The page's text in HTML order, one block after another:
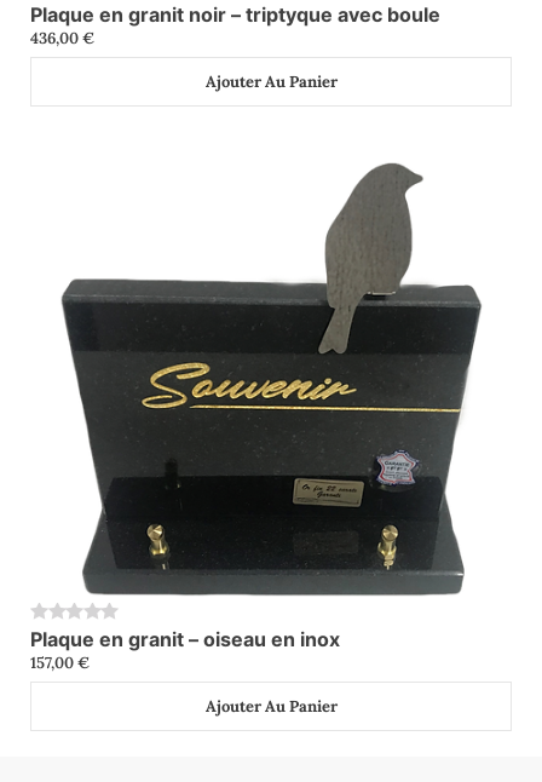
0
Plaque en granit noir – triptyque avec boule
436,00€
Ajouter Au Panier
0
Plaque en granit – oiseau en inox
157,00€
Ajouter Au Panier